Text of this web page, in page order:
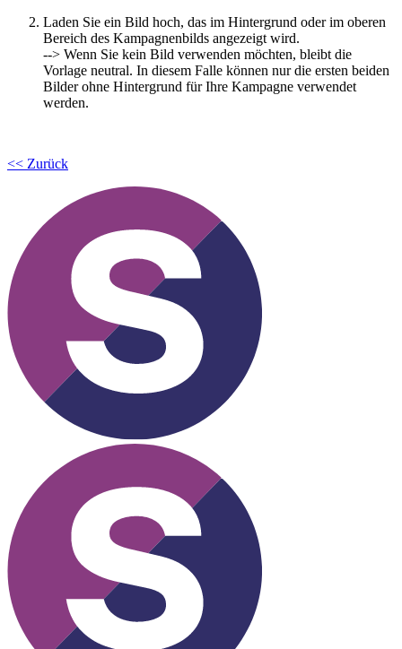
Laden Sie ein Bild hoch, das im Hintergrund oder im oberen
Bereich des Kampagnenbilds angezeigt wird.
--> Wenn Sie kein Bild verwenden möchten, bleibt die
Vorlage neutral. In diesem Falle können nur die ersten beiden
Bilder ohne Hintergrund für Ihre Kampagne verwendet
werden.
<< Zurück